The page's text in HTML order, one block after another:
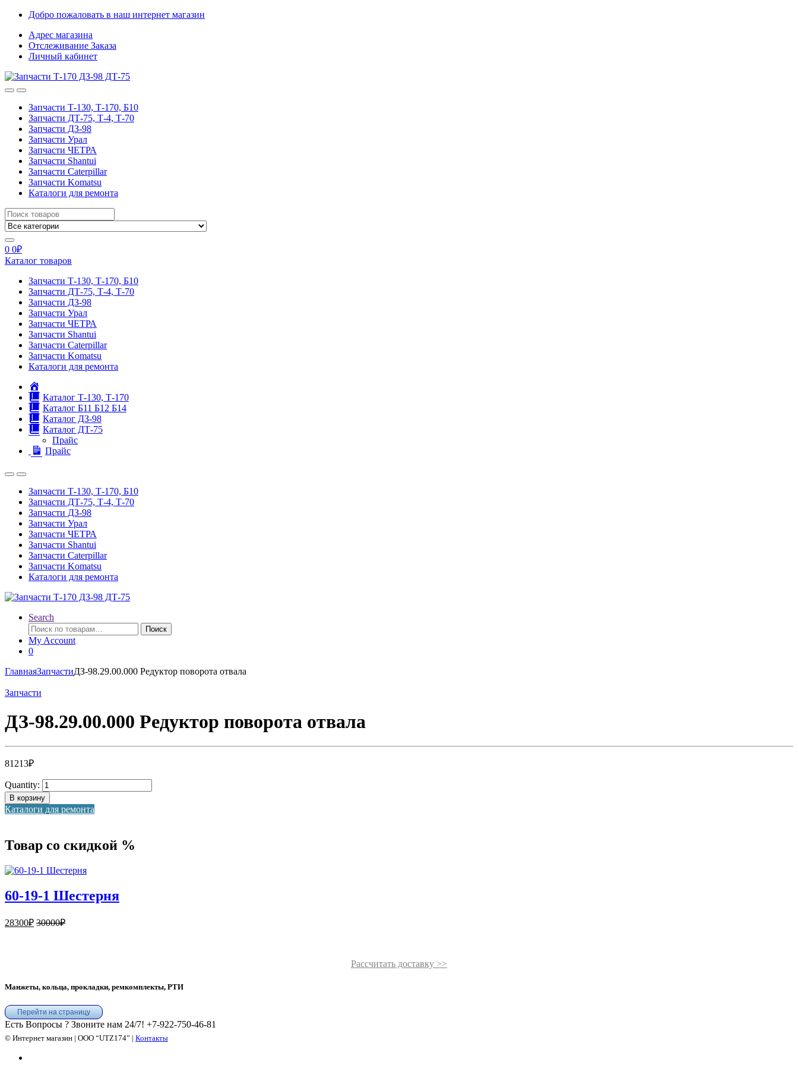
Skip
navigation
Skip
content
Добро пожаловать в наш интернет магазин
Адрес магазина
Отслеживание Заказа
Личный кабинет
Запчасти Т-130, Т-170, Б10
Запчасти ДТ-75, Т-4, Т-70
Запчасти ДЗ-98
Запчасти Урал
Запчасти ЧЕТРА
Запчасти Shantui
Запчасти Caterpillar
Запчасти Komatsu
Каталоги для ремонта
Search
for:
0 0₽
Каталог товаров
Запчасти Т-130, Т-170, Б10
Запчасти ДТ-75, Т-4, Т-70
Запчасти ДЗ-98
Запчасти Урал
Запчасти ЧЕТРА
Запчасти Shantui
Запчасти Caterpillar
Запчасти Komatsu
Каталоги для ремонта
Каталог Т-130, Т-170
Каталог Б11 Б12 Б14
Каталог ДЗ-98
Каталог ДТ-75
Прайс
Прайс
Запчасти Т-130, Т-170, Б10
Запчасти ДТ-75, Т-4, Т-70
Запчасти ДЗ-98
Запчасти Урал
Запчасти ЧЕТРА
Запчасти Shantui
Запчасти Caterpillar
Запчасти Komatsu
Каталоги для ремонта
Search
Искать:
Поиск
My Account
0
ГлавнаяЗапчастиДЗ-98.29.00.000 Редуктор поворота отвала
Запчасти
ДЗ-98.29.00.000 Редуктор поворота отвала
81213₽
Quantity:
В корзину
Каталоги для ремонта
Товар со скидкой %
60-19-1 Шестерня
28300₽ 30000₽
Рассчитать доставку >>
Манжеты, кольца, прокладки, ремкомплекты, РТИ
Перейти на страницу
Есть Вопросы ? Звоните нам 24/7! +7-922-750-46-81
© Интернет магазин | ООО “UTZ174” | Контакты